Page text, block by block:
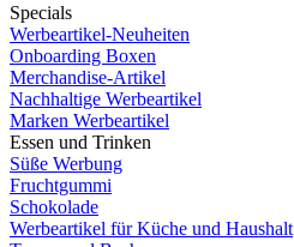
Specials
Werbeartikel-Neuheiten
Onboarding Boxen
Merchandise-Artikel
Nachhaltige Werbeartikel
Marken Werbeartikel
Essen und Trinken
Süße Werbung
Fruchtgummi
Schokolade
Werbeartikel für Küche und Haushalt